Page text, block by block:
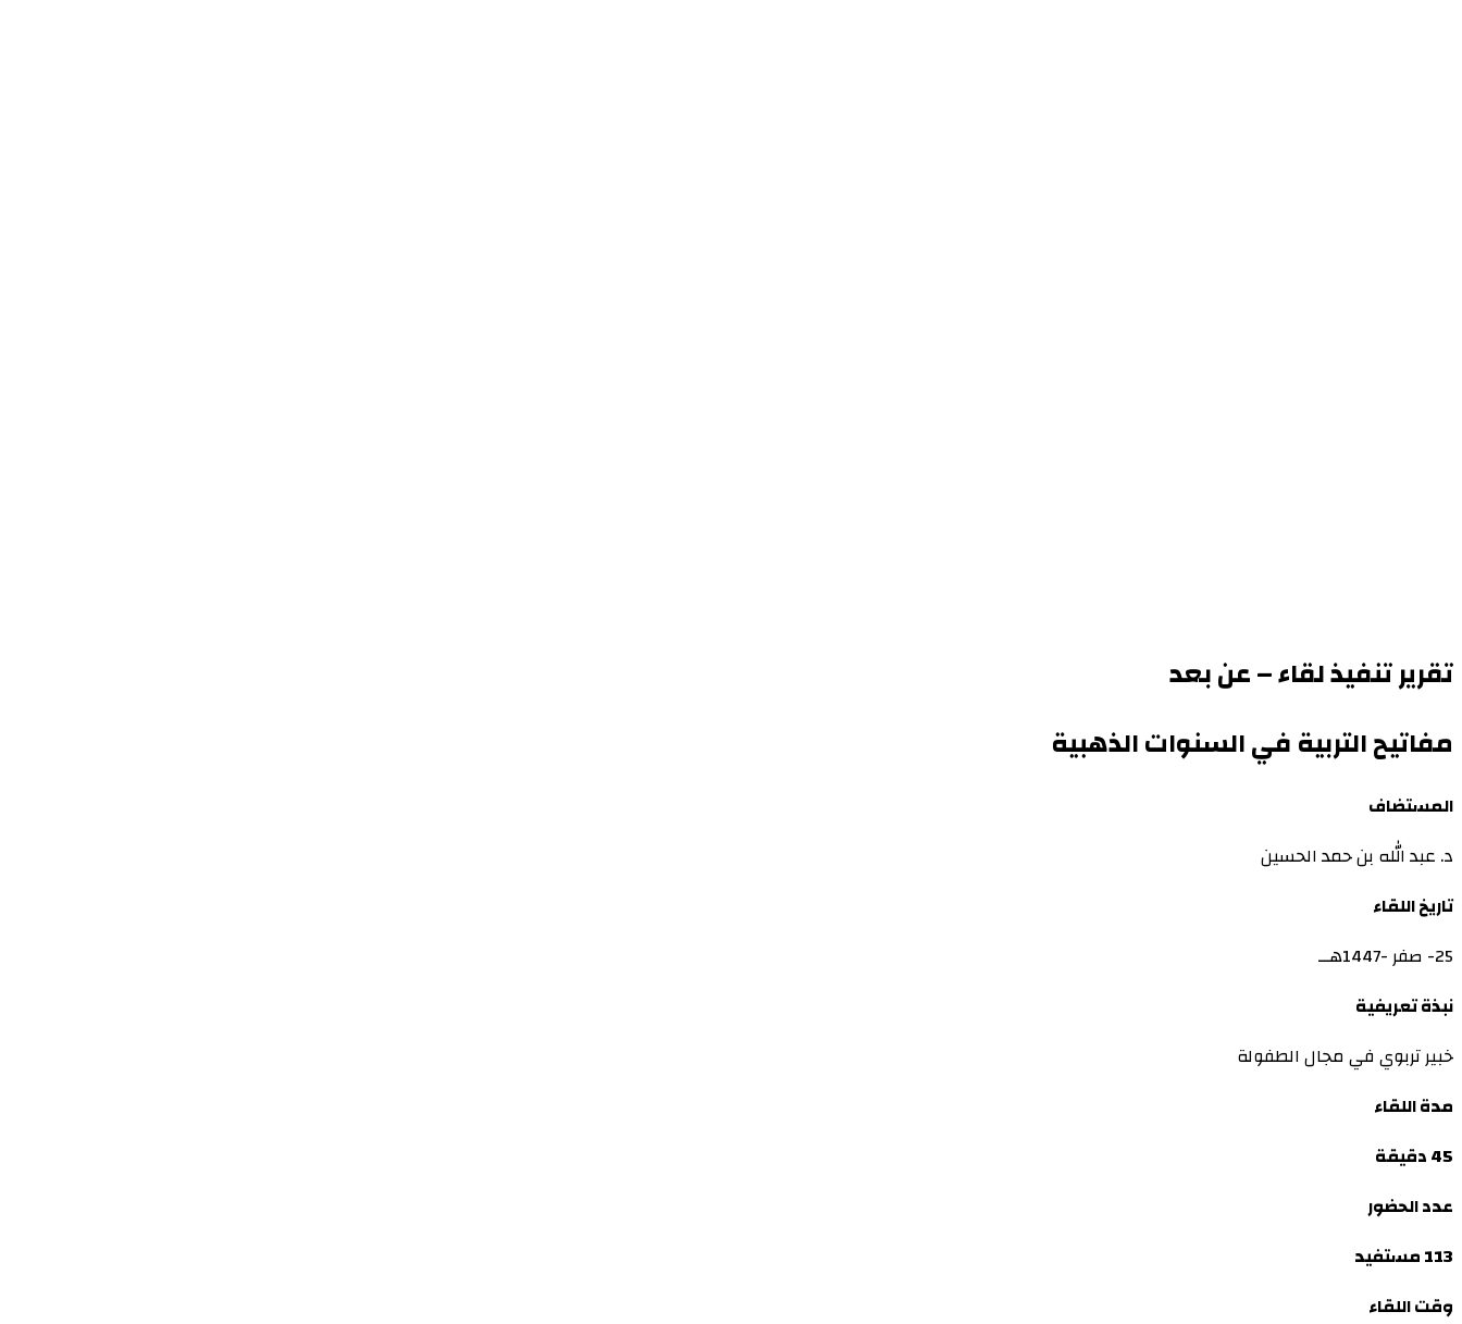
تقرير تنفيذ لقاء – عن بعد
مفاتيح التربية في السنوات الذهبية
المستضاف
د. عبد الله بن حمد الحسين
تاريخ اللقاء
25- صفر -1447هــ
نبذة تعريفية
خبير تربوي في مجال الطفولة
مدة اللقاء
45 دقيقة
عدد الحضور
113 مستفيد
وقت اللقاء